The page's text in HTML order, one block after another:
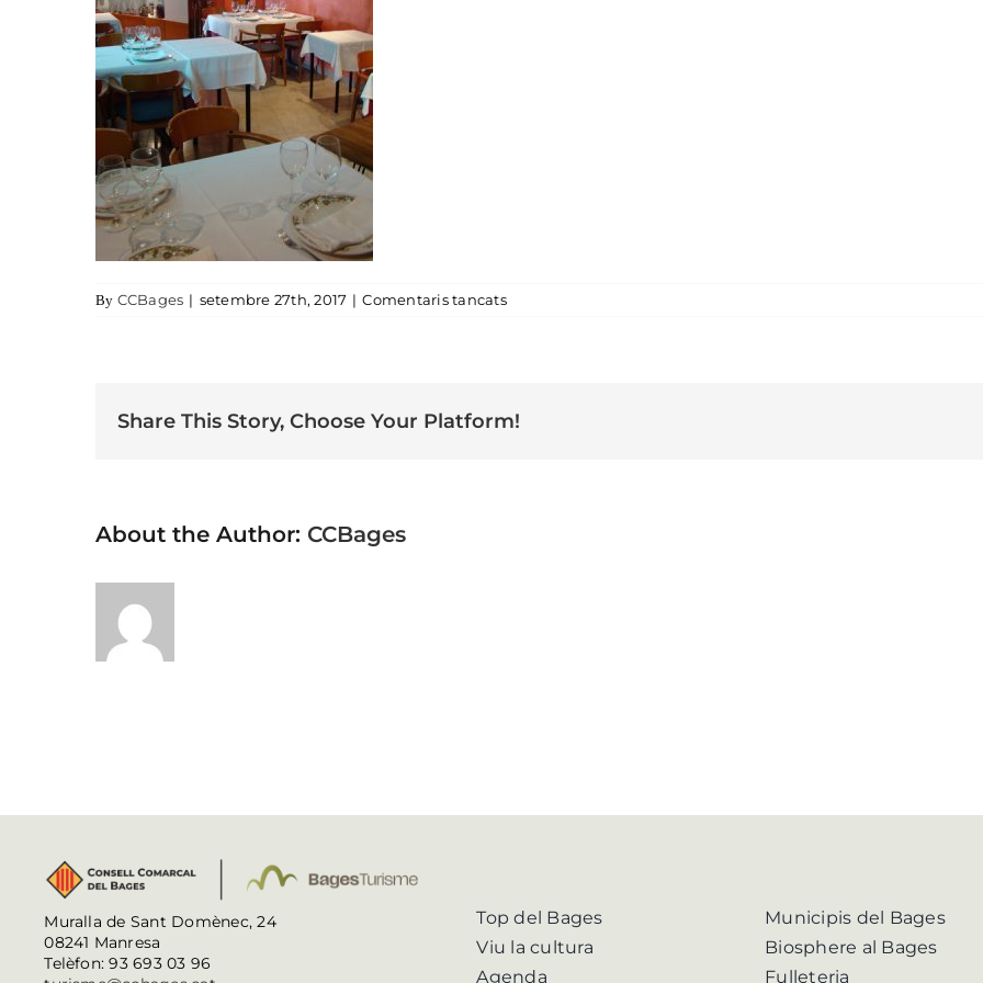
By CCBages | setembre 27th, 2017 | Comentaris tancatsa fotomenjador2
Share This Story, Choose Your Platform!
About the Author: CCBages
Muralla de Sant Domènec, 24
08241 Manresa
Telèfon: 93 693 03 96
Top del Bages
Viu la cultura
Agenda
Municipis del Bages
Biosphere al Bages
Fulleteria